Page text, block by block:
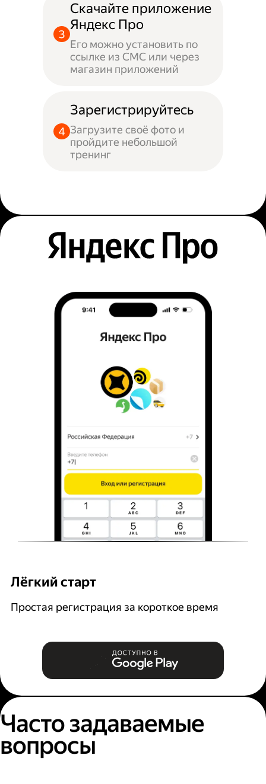
Скачайте приложение
Яндекс Про
Его можно установить по
ссылке из СМС или через
магазин приложений
Зарегистрируйтесь
Загрузите своё фото и
пройдите небольшой
тренинг
Лёгкий старт
Простая регистрация за короткое время
Часто задаваемые
вопросы